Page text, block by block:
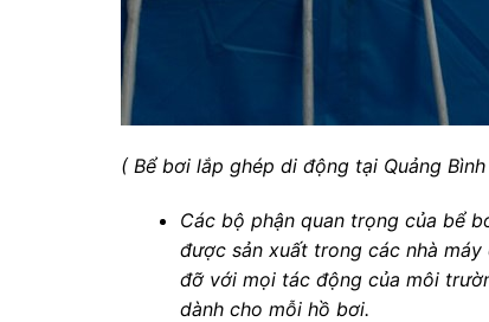
( Bể bơi lắp ghép di động tại Quảng Bình
Các bộ phận quan trọng của bể
được sản xuất trong các nhà
đỡ với mọi tác động của môi
dành cho mỗi hồ bơi.